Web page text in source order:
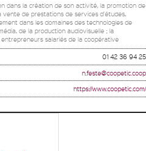
dans la création de son activité, la promotion de
de prestations de services d'études,
dans les domaines des technologies de
de la production audiovisuelle ; la
salariés de la coopérative
01 42 36 94 25
n.feste@coopetic.coop
https://www.coopetic.com/